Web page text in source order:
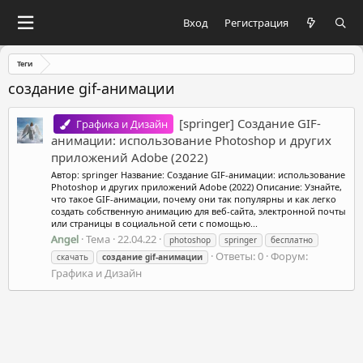
Вход Регистрация
Теги
создание gif-анимации
Графика и Дизайн
[springer] Создание GIF-
анимации: использование Photoshop и других
приложений Adobe (2022)
Автор: springer Название: Создание GIF-анимации: использование
Photoshop и других приложений Adobe (2022) Описание: Узнайте,
что такое GIF-анимации, почему они так популярны и как легко
создать собственную анимацию для веб-сайта, электронной почты
или страницы в социальной сети с помощью...
Angel Тема 22.04.22 photoshop springer
бесплатно
скачать
создание gif-анимации Ответы: 0 Форум:
Графика и Дизайн